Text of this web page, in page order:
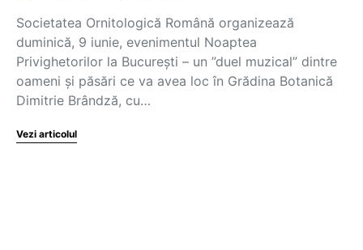
Societatea Ornitologică Română organizează
duminică, 9 iunie, evenimentul Noaptea
Privighetorilor la București – un ”duel muzical” dintre
oameni și păsări ce va avea loc în Grădina Botanică
Dimitrie Brândză, cu…
Vezi articolul